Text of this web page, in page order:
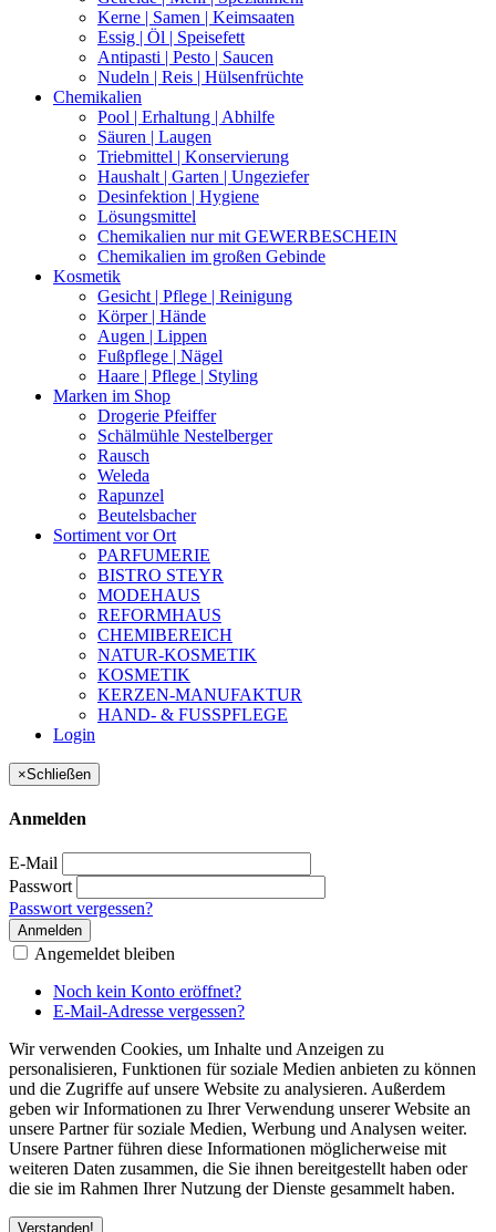
Kerne | Samen | Keimsaaten
Essig | Öl | Speisefett
Antipasti | Pesto | Saucen
Nudeln | Reis | Hülsenfrüchte
Chemikalien
Pool | Erhaltung | Abhilfe
Säuren | Laugen
Triebmittel | Konservierung
Haushalt | Garten | Ungeziefer
Desinfektion | Hygiene
Lösungsmittel
Chemikalien nur mit GEWERBESCHEIN
Chemikalien im großen Gebinde
Kosmetik
Gesicht | Pflege | Reinigung
Körper | Hände
Augen | Lippen
Fußpflege | Nägel
Haare | Pflege | Styling
Marken im Shop
Drogerie Pfeiffer
Schälmühle Nestelberger
Rausch
Weleda
Rapunzel
Beutelsbacher
Sortiment vor Ort
PARFUMERIE
BISTRO STEYR
MODEHAUS
REFORMHAUS
CHEMIBEREICH
NATUR-KOSMETIK
KOSMETIK
KERZEN-MANUFAKTUR
HAND- & FUSSPFLEGE
Login
×Schließen
Anmelden
E-Mail
Passwort
Passwort vergessen?
Anmelden
Angemeldet bleiben
Noch kein Konto eröffnet?
E-Mail-Adresse vergessen?
Wir verwenden Cookies, um Inhalte und Anzeigen zu
personalisieren, Funktionen für soziale Medien anbieten zu können
und die Zugriffe auf unsere Website zu analysieren. Außerdem
geben wir Informationen zu Ihrer Verwendung unserer Website an
unsere Partner für soziale Medien, Werbung und Analysen weiter.
Unsere Partner führen diese Informationen möglicherweise mit
weiteren Daten zusammen, die Sie ihnen bereitgestellt haben oder
die sie im Rahmen Ihrer Nutzung der Dienste gesammelt haben.
Verstanden!